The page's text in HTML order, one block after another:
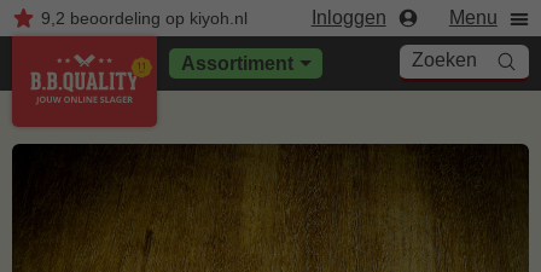
9,2 beoordelingop kiyoh.nl Inloggen Menu
Assortiment Zoeken